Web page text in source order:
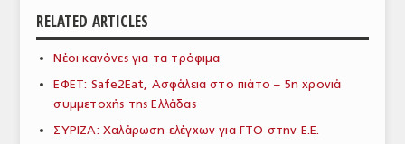
ΕΜΠΟΡΙΚΟΣ ΚΑΤΑΛΟΓΟΣ
ΠΑΡΑΓΩΓΗ & ΕΜΠΟΡΙΑ
ΣΦΑΓΕΙΑ
ΠΡΩΤΕΣ ΥΛΕΣ
RELATED ARTICLES
Νέοι κανόνες για τα τρόφιμα
ΕΦΕΤ: Safe2Eat, Ασφάλεια στο πιάτο – 5η χρονιά
συμμετοχής της Ελλάδας
ΣΥΡΙΖΑ: Χαλάρωση ελέγχων για ΓΤΟ στην Ε.Ε.